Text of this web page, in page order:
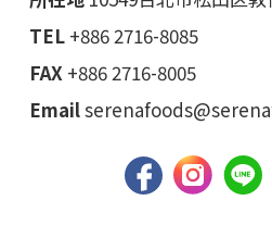
TEL +886 2716-8085
FAX +886 2716-8005
Email